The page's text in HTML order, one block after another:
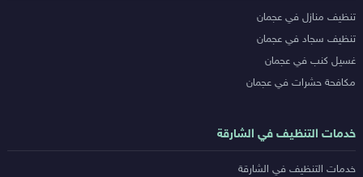
تنظيف منازل في عجمان
تنظيف سجاد في عجمان
غسيل كنب في عجمان
مكافحة حشرات في عجمان
خدمات التنظيف في الشارقة
خدمات التنظيف في الشارقة